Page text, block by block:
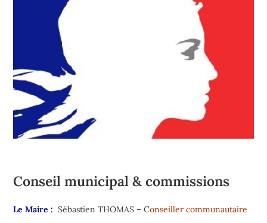
Conseil municipal & commissions
Le Maire : Sébastien THOMAS – Conseiller communautaire